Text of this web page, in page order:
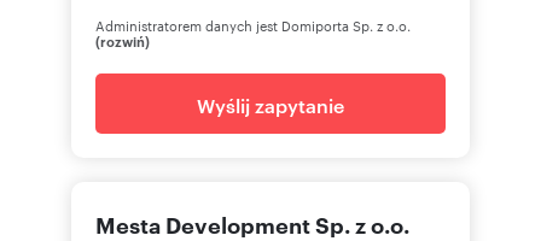
Administratorem danych jest Domiporta Sp. z o.o.
(rozwiń)
Wyślij zapytanie
Mesta Development Sp. z o.o.